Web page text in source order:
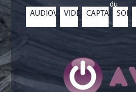
du
AUDIOVISUEL
VIDÉO CAPTATION
SON